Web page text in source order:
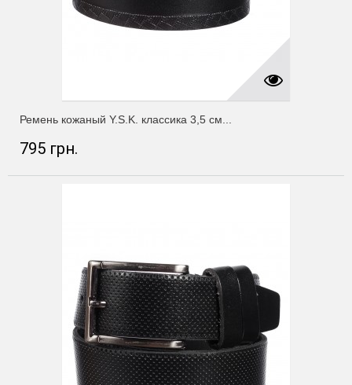
Ремень кожаный Y.S.K. классика 3,5 см...
795 грн.